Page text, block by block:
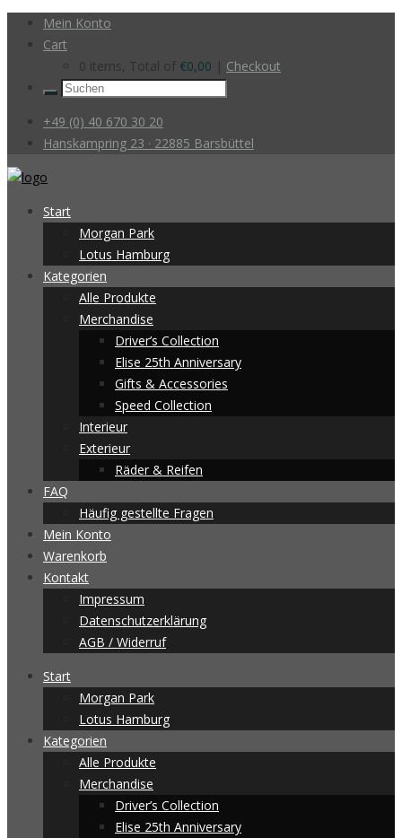
Mein Konto
Cart
0 items, Total of €0,00 | Checkout
+49 (0) 40 670 30 20
Hanskampring 23 · 22885 Barsbüttel
Start
Morgan Park
Lotus Hamburg
Kategorien
Alle Produkte
Merchandise
Driver’s Collection
Elise 25th Anniversary
Gifts & Accessories
Speed Collection
Interieur
Exterieur
Räder & Reifen
FAQ
Häufig gestellte Fragen
Mein Konto
Warenkorb
Kontakt
Impressum
Datenschutzerklärung
AGB / Widerruf
Start
Morgan Park
Lotus Hamburg
Kategorien
Alle Produkte
Merchandise
Driver’s Collection
Elise 25th Anniversary